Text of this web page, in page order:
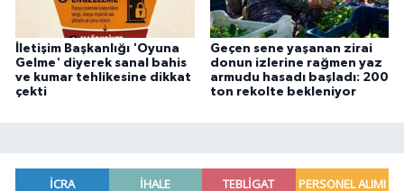
İletişim Başkanlığı 'Oyuna
Gelme' diyerek sanal bahis
ve kumar tehlikesine dikkat
çekti
Geçen sene yaşanan zirai
donun izlerine rağmen yaz
armudu hasadı başladı: 200
ton rekolte bekleniyor